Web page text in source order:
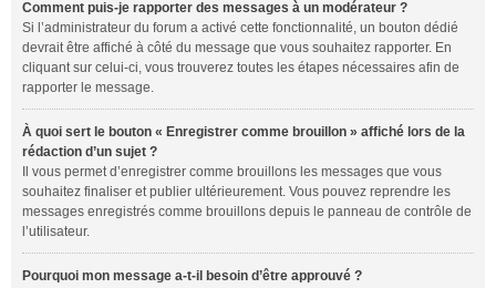
Comment puis-je rapporter des messages à un modérateur ?
Si l’administrateur du forum a activé cette fonctionnalité, un bouton dédié
devrait être affiché à côté du message que vous souhaitez rapporter. En
cliquant sur celui-ci, vous trouverez toutes les étapes nécessaires afin de
rapporter le message.
À quoi sert le bouton « Enregistrer comme brouillon » affiché lors de la
rédaction d’un sujet ?
Il vous permet d’enregistrer comme brouillons les messages que vous
souhaitez finaliser et publier ultérieurement. Vous pouvez reprendre les
messages enregistrés comme brouillons depuis le panneau de contrôle de
l’utilisateur.
Pourquoi mon message a-t-il besoin d’être approuvé ?